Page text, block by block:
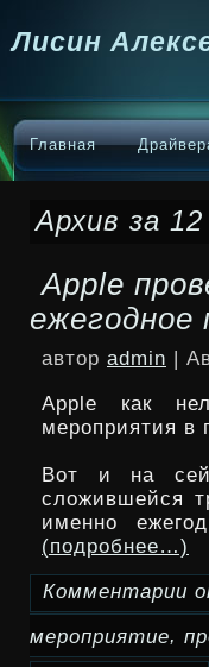
Лисин
Главная
Архив за
Apple
автор admin |
Apple как
мероприятия в
Вот и на
сложившейся
именно
(подробнее…)
Комментарии
мероприятие,